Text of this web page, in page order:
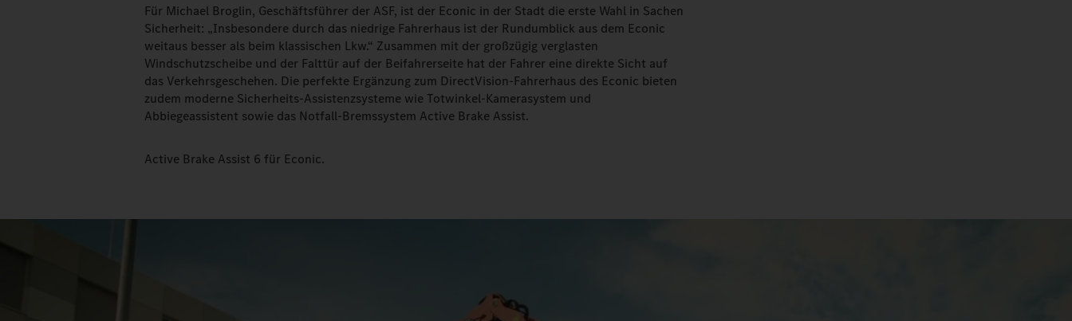
Für Michael Broglin, Geschäftsführer der ASF, ist der Econic in der Stadt die erste Wahl in Sachen
Sicherheit: „Insbesondere durch das niedrige Fahrerhaus ist der Rundumblick aus dem Econic
weitaus besser als beim klassischen Lkw.“ Zusammen mit der großzügig verglasten
Windschutzscheibe und der Falttür auf der Beifahrerseite hat der Fahrer eine direkte Sicht auf
das Verkehrsgeschehen. Die perfekte Ergänzung zum DirectVision-Fahrerhaus des Econic bieten
zudem moderne Sicherheits-Assistenzsysteme wie Totwinkel-Kamerasystem und
Abbiegeassistent sowie das Notfall-Bremssystem Active Brake Assist.
Active Brake Assist 6 für Econic.